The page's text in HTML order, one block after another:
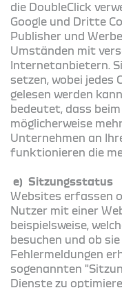
die DoubleClick
Google und Dritte
Publisher und
Umständen mit
Internetanbietern.
setzen, wobei jedes
gelesen werden
bedeutet, dass
möglicherweise
Unternehmen an
funktionieren die
e) Sitzungsstatus
Websites erfassen
Nutzer mit einer
beispielsweise,
besuchen und ob
Fehlermeldungen
sogenannten
Dienste zu